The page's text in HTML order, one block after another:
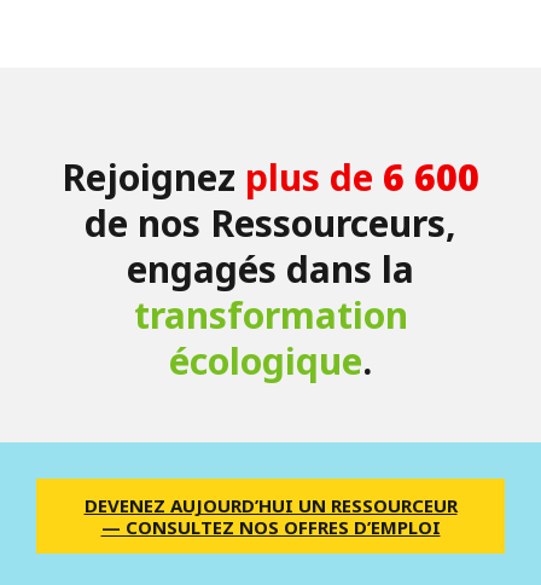
Rejoignez plus de 6 600
de nos Ressourceurs,
engagés dans la
transformation
écologique.
DEVENEZ AUJOURD’HUI UN RESSOURCEUR
— CONSULTEZ NOS OFFRES D’EMPLOI